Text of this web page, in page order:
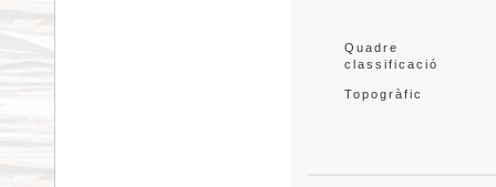
Quadre
classificació
Topogràfic